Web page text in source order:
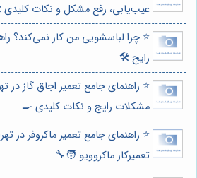
عیب‌یابی، رفع مشکل و نکات
⭐️ چرا لباسشویی من کار نمی‌کند؟
رایج 🛠️
⭐️ راهنمای جامع تعمیر اجاق گاز در
مشکلات رایج و نکات کلیدی 🍳
⭐️ راهنمای جامع تعمیر ماکروفر در
تعمیرکار ماکروویو 🧑‍🔧